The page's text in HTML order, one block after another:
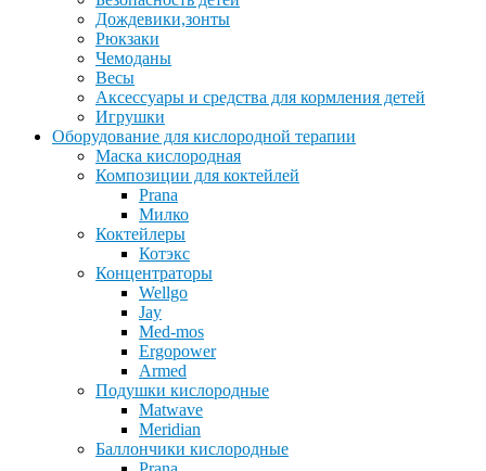
Дождевики,зонты
Рюкзаки
Чемоданы
Весы
Аксессуары и средства для кормления детей
Игрушки
Оборудование для кислородной терапии
Маска кислородная
Композиции для коктейлей
Prana
Милко
Коктейлеры
Котэкс
Концентраторы
Wellgo
Jay
Med-mos
Ergopower
Armed
Подушки кислородные
Matwave
Meridian
Баллончики кислородные